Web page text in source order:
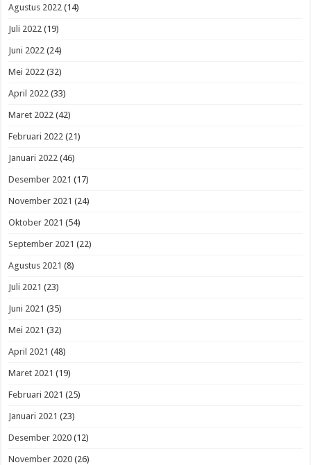
Agustus 2022 (14)
Juli 2022 (19)
Juni 2022 (24)
Mei 2022 (32)
April 2022 (33)
Maret 2022 (42)
Februari 2022 (21)
Januari 2022 (46)
Desember 2021 (17)
November 2021 (24)
Oktober 2021 (54)
September 2021 (22)
Agustus 2021 (8)
Juli 2021 (23)
Juni 2021 (35)
Mei 2021 (32)
April 2021 (48)
Maret 2021 (19)
Februari 2021 (25)
Januari 2021 (23)
Desember 2020 (12)
November 2020 (26)